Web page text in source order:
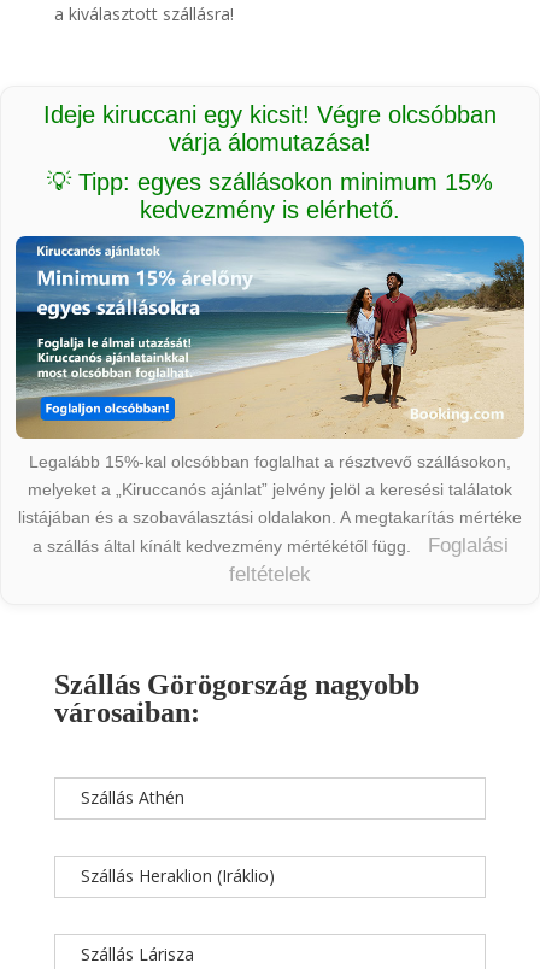
a kiválasztott szállásra!
Ideje kiruccani egy kicsit! Végre olcsóbban
várja álomutazása!
💡 Tipp: egyes szállásokon minimum 15%
kedvezmény is elérhető.
Legalább 15%-kal olcsóbban foglalhat a résztvevő szállásokon,
melyeket a „Kiruccanós ajánlat” jelvény jelöl a keresési találatok
listájában és a szobaválasztási oldalakon. A megtakarítás mértéke
a szállás által kínált kedvezmény mértékétől függ.
Foglalási
feltételek
Szállás Görögország nagyobb
városaiban:
Szállás Athén
Szállás Heraklion (Iráklio)
Szállás Lárisza